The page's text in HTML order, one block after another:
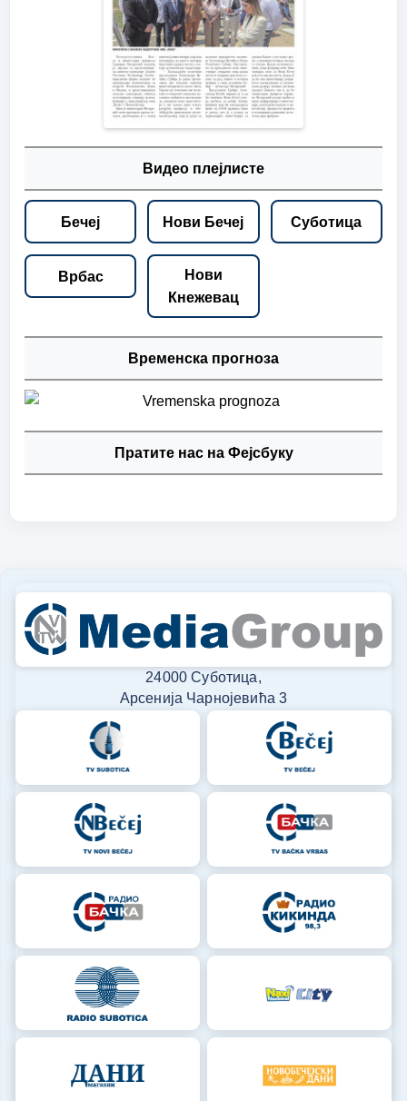
Видео плејлисте
Бечеј Нови Бечеј Суботица
Врбас
Нови
Кнежевац
Временска прогноза
Пратите нас на Фејсбуку
24000 Суботица,
Арсенија Чарнојевића 3